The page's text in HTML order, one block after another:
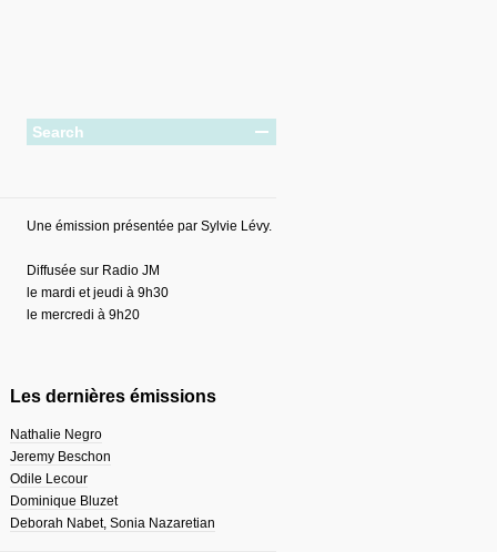
Une émission présentée par Sylvie Lévy.
Diffusée sur Radio JM
le mardi et jeudi à 9h30
le mercredi à 9h20
Les dernières émissions
Nathalie Negro
Jeremy Beschon
Odile Lecour
Dominique Bluzet
Deborah Nabet, Sonia Nazaretian